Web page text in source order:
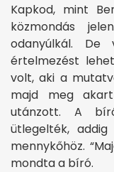
Kapkod, mint
közmondás
odanyúlkál.
értelmezést
volt, aki a
majd meg
utánzott. A
ütlegelték,
mennykőhöz.
mondta a bíró.